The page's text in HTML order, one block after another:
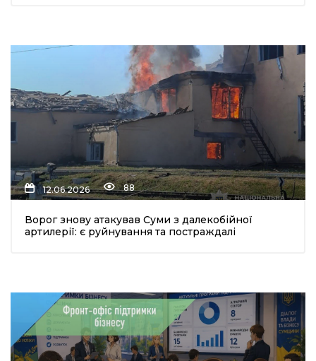
12.06.2026 88
Ворог знову атакував Суми з далекобійної
артилерії: є руйнування та постраждалі